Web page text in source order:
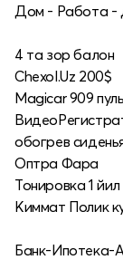
Дом - Работа -
4 та зор балон
Chexol.Uz 200$
Magicar 909
обогрев
Оптра Фара
Тонировка 1
Киммат Полик
Банк-